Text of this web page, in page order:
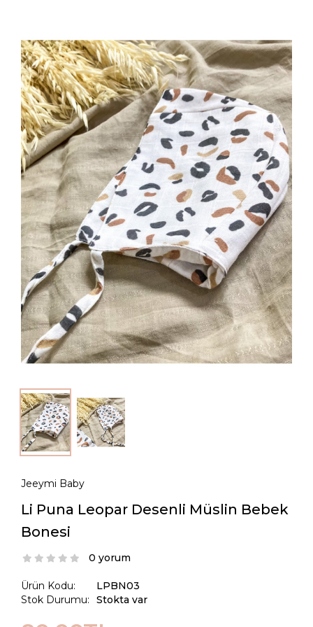
Jeeymi Baby
Li Puna Leopar Desenli Müslin Bebek
Bonesi
0 yorum
Ürün Kodu:
Stok Durumu:
LPBN03
Stokta var